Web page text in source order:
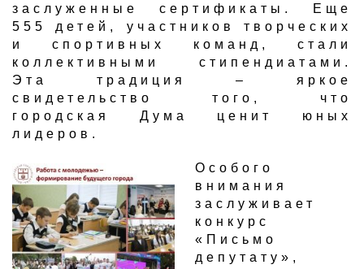
заслуженные сертификаты. Еще
555 детей, участников творческ​их
и спортивных команд, стали
коллективными стипендиатами.
Эта традиция – яркое
свидетельство того, что
городская Дума ценит юных
лидеров.​
Особого
внимания
заслуживает
конкурс
«Письмо
депутату»,